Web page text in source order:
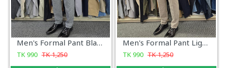
Men's Formal Pant Black, white and navy micro check
TK990 TK1,250
Men's Formal Pant Light Beige Micro Check Pattern
TK990 TK1,250